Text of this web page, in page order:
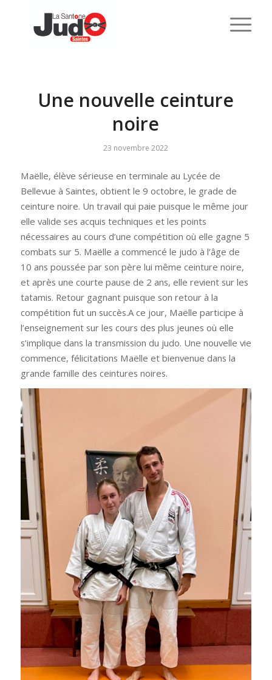
Une nouvelle ceinture
noire
23 novembre 2022
Maëlle, élève sérieuse en terminale au Lycée de
Bellevue à Saintes, obtient le 9 octobre, le grade de
ceinture noire. Un travail qui paie puisque le même jour
elle valide ses acquis techniques et les points
nécessaires au cours d’une compétition où elle gagne 5
combats sur 5. Maëlle a commencé le judo à l’âge de
10 ans poussée par son père lui même ceinture noire,
et après une courte pause de 2 ans, elle revient sur les
tatamis. Retour gagnant puisque son retour à la
compétition fut un succès.A ce jour, Maëlle participe à
l’enseignement sur les cours des plus jeunes où elle
s’implique dans la transmission du judo. Une nouvelle vie
commence, félicitations Maëlle et bienvenue dans la
grande famille des ceintures noires.